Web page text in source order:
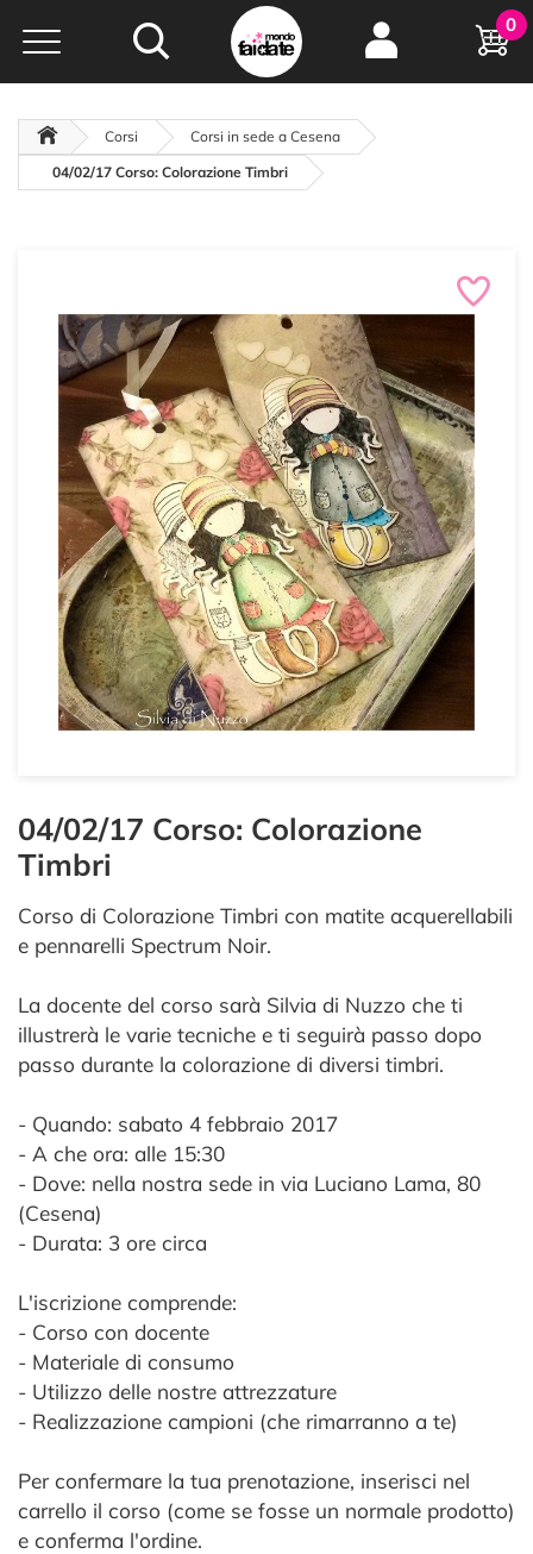
Hobby e
creatività...
oltre 15 anni online
0
Corsi
Corsi in sede a Cesena
04/02/17 Corso: Colorazione Timbri
04/02/17 Corso: Colorazione
Timbri
Corso di Colorazione Timbri con matite acquerellabili
e pennarelli Spectrum Noir.
La docente del corso sarà Silvia di Nuzzo che ti
illustrerà le varie tecniche e ti seguirà passo dopo
passo durante la colorazione di diversi timbri.
- Quando: sabato 4 febbraio 2017
- A che ora: alle 15:30
- Dove: nella nostra sede in via Luciano Lama, 80
(Cesena)
- Durata: 3 ore circa
L'iscrizione comprende:
- Corso con docente
- Materiale di consumo
- Utilizzo delle nostre attrezzature
- Realizzazione campioni (che rimarranno a te)
Per confermare la tua prenotazione, inserisci nel
carrello il corso (come se fosse un normale prodotto)
e conferma l'ordine.